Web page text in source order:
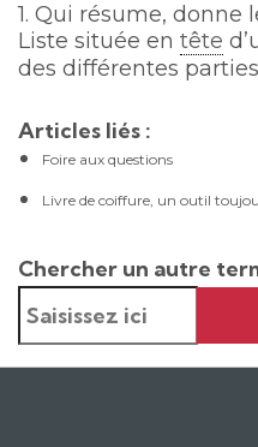
1. Qui résume, donne
Liste située en tête
des différentes
Articles liés :
Foire aux questions
Livre de coiffure, un outil
Chercher un autre